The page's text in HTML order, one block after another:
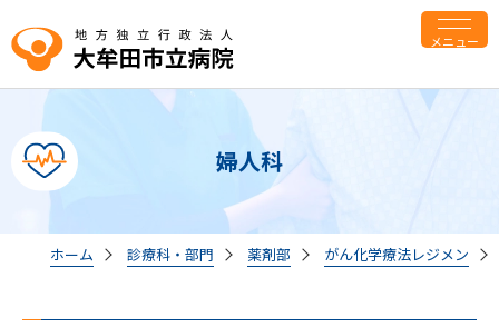
メニュー
婦人科
ホーム 診療科・部門 薬剤部 がん化学療法レジメン